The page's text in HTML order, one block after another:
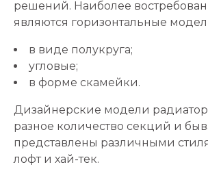
решений. Наиболее
являются горизонтальные
в виде полукруга;
угловые;
в форме скамейки.
Дизайнерские модели
разное количество секций и
представлены различными
лофт и хай-тек.